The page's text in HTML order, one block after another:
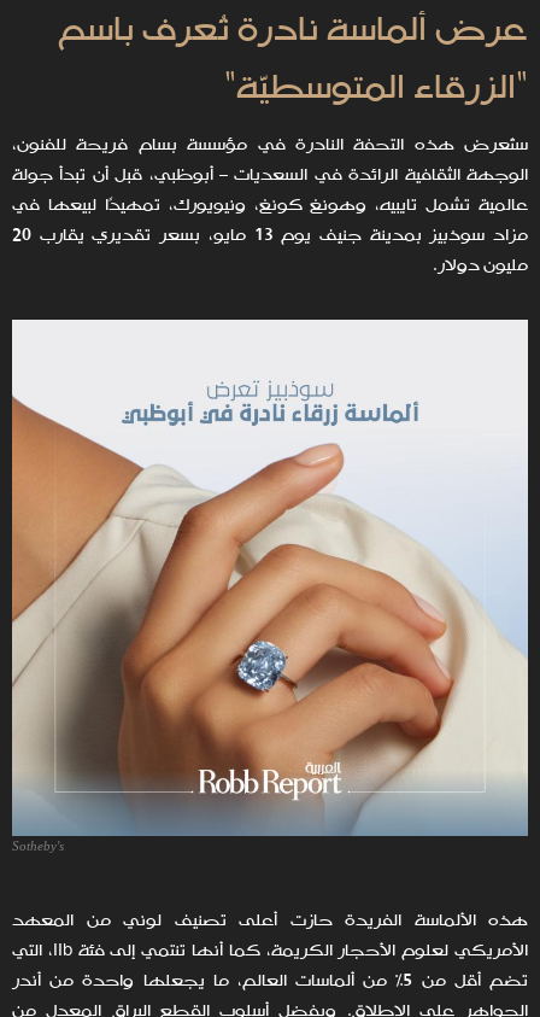
عرض ألماسة نادرة تُعرف باسم
"الزرقاء المتوسطيّة"
ستُعرض هذه التحفة النادرة في مؤسسة بسام فريحة للفنون،
الوجهة الثقافية الرائدة في السعديات – أبوظبي، قبل أن تبدأ جولة
عالمية تشمل تايبيه، وهونغ كونغ، ونيويورك، تمهيدًا لبيعها في
مزاد سوذبيز بمدينة جنيف يوم 13 مايو، بسعر تقديري يقارب 20
مليون دولار.
Sotheby's
هذه الألماسة الفريدة حازت أعلى تصنيف لوني من المعهد
الأمريكي لعلوم الأحجار الكريمة، كما أنها تنتمي إلى فئة IIb، التي
تضم أقل من 5% من ألماسات العالم، ما يجعلها واحدة من أندر